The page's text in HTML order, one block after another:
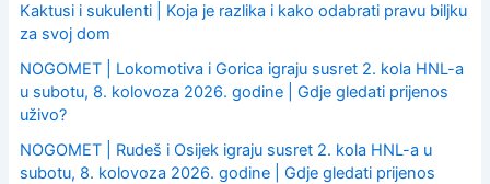
Kaktusi i sukulenti | Koja je razlika i kako odabrati pravu biljku
za svoj dom
NOGOMET | Lokomotiva i Gorica igraju susret 2. kola HNL-a
u subotu, 8. kolovoza 2026. godine | Gdje gledati prijenos
uživo?
NOGOMET | Rudeš i Osijek igraju susret 2. kola HNL-a u
subotu, 8. kolovoza 2026. godine | Gdje gledati prijenos